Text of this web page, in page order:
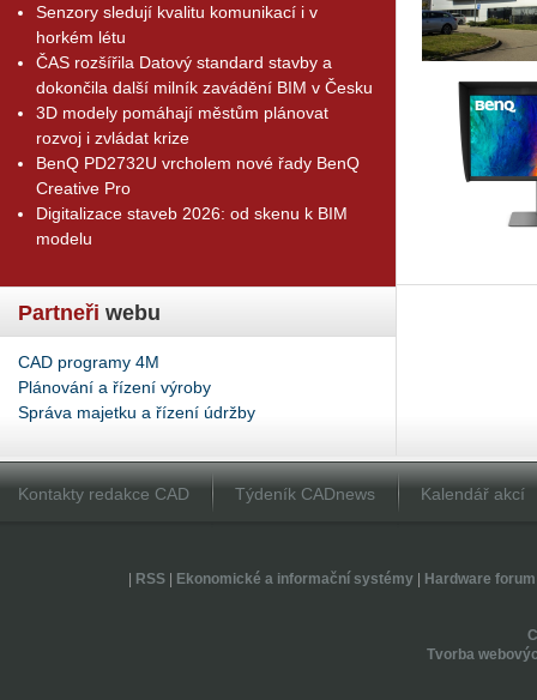
Senzory sledují kvalitu komunikací i v
horkém létu
ČAS rozšířila Datový standard stavby a
dokončila další milník zavádění BIM v Česku
3D modely pomáhají městům plánovat
rozvoj i zvládat krize
BenQ PD2732U vrcholem nové řady BenQ
Creative Pro
Digitalizace staveb 2026: od skenu k BIM
modelu
Partneři webu
CAD programy 4M
Plánování a řízení výroby
Správa majetku a řízení údržby
Kontakty redakce CAD Týdeník CADnews Kalendář akcí
RSS| Ekonomické a informační systémy| Hardware forum
Tvorba